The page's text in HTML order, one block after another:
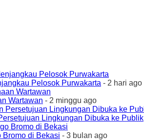
Pelosok Purwakarta - 2 hari ago
Wartawan - 2 minggu ago
Lingkungan Dibuka ke Publik
Bromo di Bekasi - 3 bulan ago